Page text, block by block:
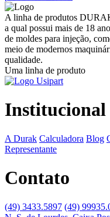
A linha de produtos
a qual possui mais de 18
de moldes para injeção,
meio de modernos
qualidade.
Uma linha de produto
Institucional
A Durak Calculadora Blog
Representante
Contato
(49) 3433.5897 (49)